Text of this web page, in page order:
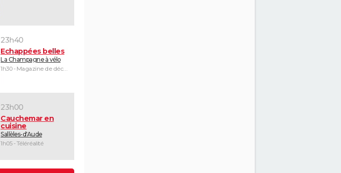
23h40
Echappées belles
La Champagne à vélo
1h30 - Magazine de découvertes
23h00
Cauchemar en
cuisine
Sallèles-d'Aude
1h05 - Téléréalité